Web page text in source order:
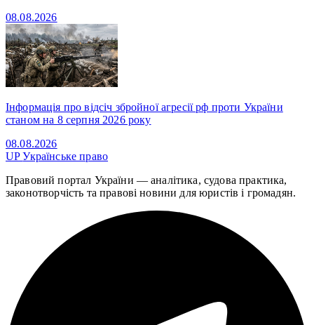
08.08.2026
Інформація про відсіч збройної агресії рф проти України
станом на 8 серпня 2026 року
08.08.2026
UPУкраїнське право
Правовий портал України — аналітика, судова практика,
законотворчість та правові новини для юристів і громадян.